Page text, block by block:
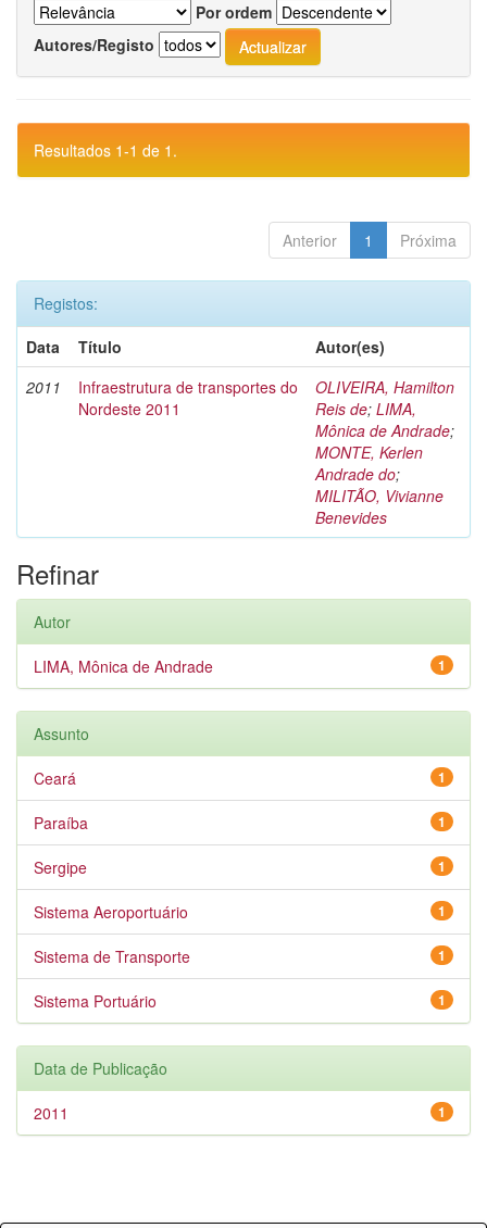
Por ordem
Autores/Registo
Resultados 1-1 de 1.
Anterior 1 Próxima
Registos:
Data
Título
Autor(es)
2011
Infraestrutura de transportes do
Nordeste 2011
OLIVEIRA, Hamilton
Reis de; LIMA,
Mônica de Andrade;
MONTE, Kerlen
Andrade do;
MILITÃO, Vivianne
Benevides
Refinar
Autor
1
LIMA, Mônica de Andrade
Assunto
1
Ceará
1
Paraíba
1
Sergipe
1
Sistema Aeroportuário
1
Sistema de Transporte
1
Sistema Portuário
Data de Publicação
1
2011